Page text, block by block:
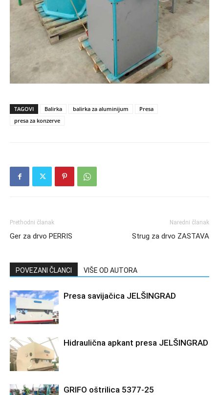
TAGOVI Balirka balirka za aluminijum
Presa
presa za konzerve
Prethodni članak
Ger za drvo PERRIS
Naredni članak
Strug za drvo ZASTAVA
POVEZANI ČLANCI VIŠE OD AUTORA
Presa savijačica JELŠINGRAD
Hidraulična apkant presa JELŠINGRAD
GRIFO oštrilica 5377-25